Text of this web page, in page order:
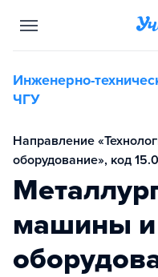
Инженерно-
ЧГУ
Направление
оборудование», код
машины и